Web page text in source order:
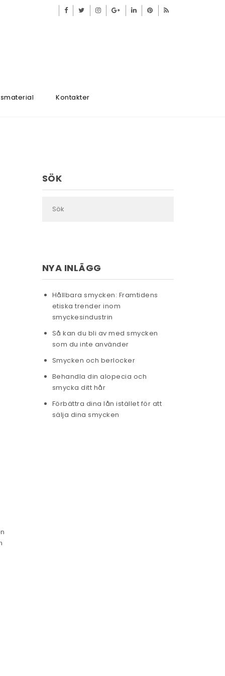
Kontakter
SÖK
NYA INLÄGG
Hållbara smycken: Framtidens
etiska trender inom
smyckesindustrin
Så kan du bli av med smycken
som du inte använder
Smycken och berlocker
Behandla din alopecia och
smycka ditt hår
Förbättra dina lån istället för att
sälja dina smycken